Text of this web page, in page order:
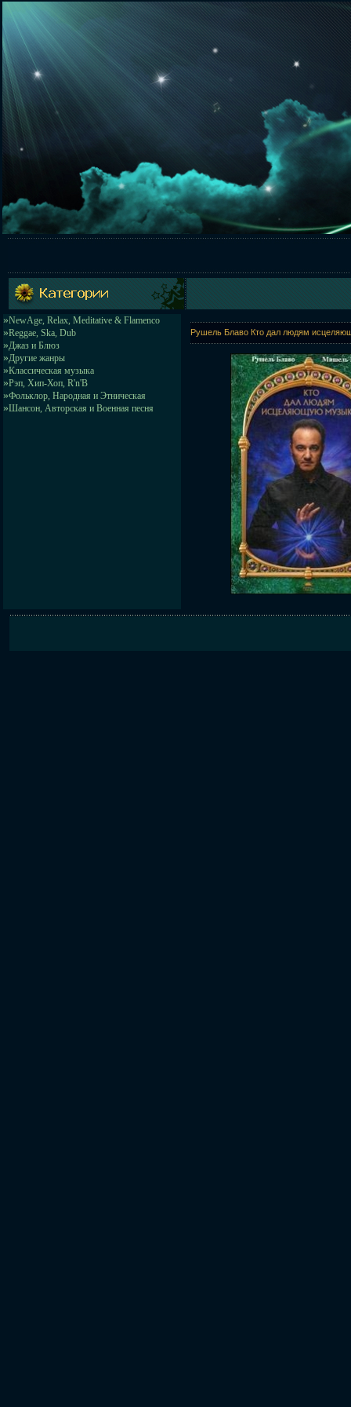
»NewAge, Relax, Meditative & Flamenco
»Reggae, Ska, Dub
»Джаз и Блюз
»Другие жанры
»Классическая музыка
»Рэп, Хип-Хоп, R'n'B
»Фольклор, Народная и Этническая
»Шансон, Авторская и Военная песня
Рушель Блаво Кто дал людям